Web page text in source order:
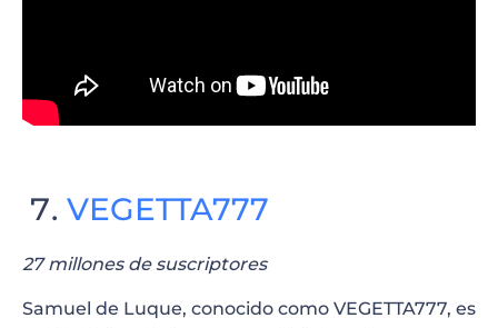
VEGETTA777
27 millones de suscriptores
Samuel de Luque, conocido como VEGETTA777, es